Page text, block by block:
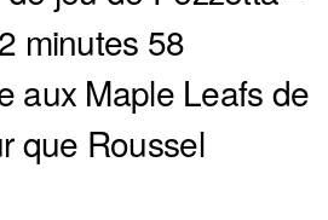
minutes 58
aux Maple Leafs de
que Roussel